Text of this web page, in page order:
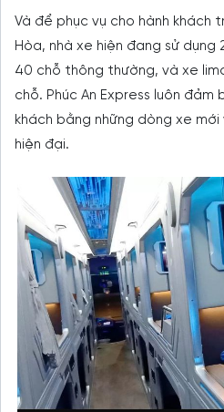
Và để phục vụ cho hành khách
Hòa, nhà xe hiện đang sử
40 chỗ thông thường, và xe
chỗ. Phúc An Express luôn đảm
khách bằng những dòng xe
hiện đại.